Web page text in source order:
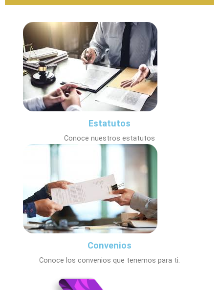
Estatutos
Conoce nuestros estatutos
Convenios
Conoce los convenios que tenemos para ti.